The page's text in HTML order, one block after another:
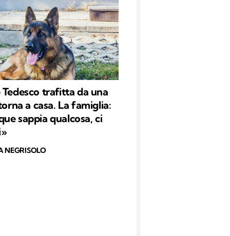
trafitta da una
a casa. La famiglia:
sappia qualcosa, ci
NEGRISOLO